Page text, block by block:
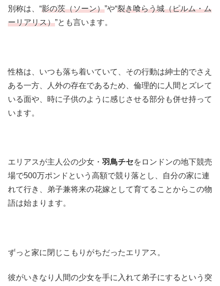
別称は、“影の茨（ソーン）”や“裂き喰らう城（ピルム・ム
ーリアリス）”とも言います。
性格は、いつも落ち着いていて、その行動は紳士的でさえ
ある一方、人外の存在であるため、倫理的に人間とズレて
いる面や、時に子供のように感じさせる部分も併せ持って
います。
エリアスが主人公の少女・ 羽鳥チセをロンドンの地下競売
場で500万ポンドという高額で競り落とし、自分の家に連
れて行き、弟子兼将来の花嫁として育てることからこの物
語は始まります。
ずっと家に閉じこもりがちだったエリアス。
彼がいきなり人間の少女を手に入れて弟子にするという突